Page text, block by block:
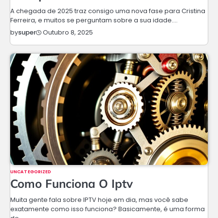
A chegada de 2025 traz consigo uma nova fase para Cristina
Ferreira, e muitos se perguntam sobre a sua idade.…
bysuper Outubro 8, 2025
UNCATEGORIZED
Como Funciona O Iptv
Muita gente fala sobre IPTV hoje em dia, mas você sabe
exatamente como isso funciona? Basicamente, é uma forma